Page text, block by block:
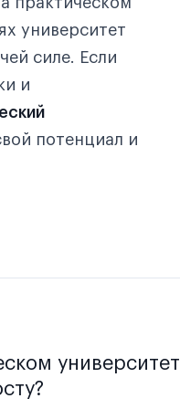
университет
силе. Если
и
потенциал и